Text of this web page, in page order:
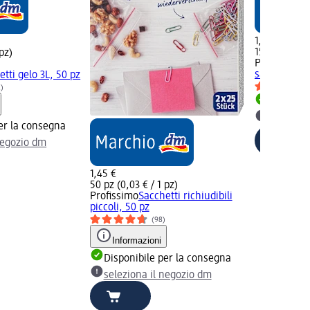
gelo 3L, 50 pz
la consegna
dm
1,45 €
50 pz (0,03 € / 1 pz)
ProfissimoSacchetti richiudibili
piccoli, 50 pz
(98)
Informazioni
Disponibile per la consegna
seleziona il negozio dm
1,25 €
150 pz
Profissimo